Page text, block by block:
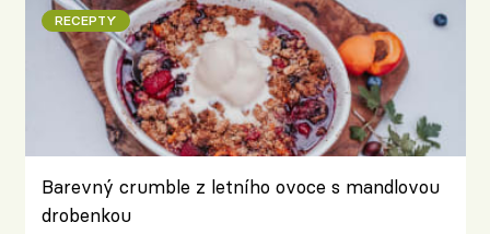
RECEPTY
Barevný crumble z letního ovoce s mandlovou
drobenkou